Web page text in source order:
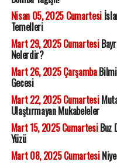
Nisan 05, 2025 Cumartesi
Temelleri
Mart 29, 2025 Cumartesi
Nelerdir?
Mart 26, 2025 Çarşamba
Gecesi
Mart 22, 2025 Cumartesi
Ulaştırmayan Mukabeleler
Mart 15, 2025 CumartesiBuz
Yüzü
Mart 08, 2025 Cumartesi